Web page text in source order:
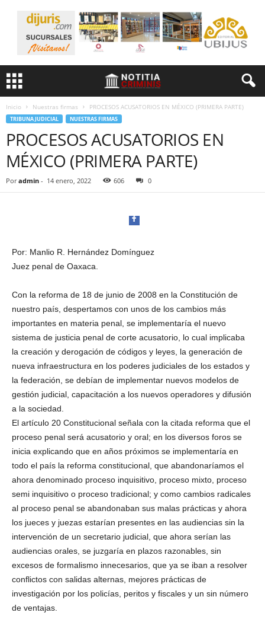
Inicio Nuestras firmas PROCESOS ACUSATORIOS EN MÉXICO (PRIMERA PARTE)
TRIBUNA JUDICIAL NUESTRAS FIRMAS
PROCESOS ACUSATORIOS EN
MÉXICO (PRIMERA PARTE)
Por admin - 14 enero, 2022 606 0
Twitter
Whatsapp
Linkedin
Por: Manlio R. Hernández Domínguez
Juez penal de Oaxaca.
Con la reforma de 18 de junio de 2008 en la Constitución de
nuestro país, despertamos con unos de los cambios más
importantes en materia penal, se implementaría el nuevo
sistema de justicia penal de corte acusatorio, lo cual implicaba
la creación y derogación de códigos y leyes, la generación de
nueva infraestructura en los poderes judiciales de los estados y
la federación, se debían de implementar nuevos modelos de
gestión judicial, capacitación a los nuevos operadores y difusión
a la sociedad.
El artículo 20 Constitucional señala con la citada reforma que el
proceso penal será acusatorio y oral; en los diversos foros se
inicia explicando que en años próximos se implementaría en
todo el país la reforma constitucional, que abandonaríamos el
ahora denominado proceso inquisitivo, proceso mixto, proceso
semi inquisitivo o proceso tradicional; y como cambios radicales
al proceso penal se abandonaban sus malas prácticas y ahora
los jueces y juezas estarían presentes en las audiencias sin la
intervención de un secretario judicial, que ahora serían las
audiencias orales, se juzgaría en plazos razonables, sin
excesos de formalismo innecesarios, que ya se iban a resolver
conflictos con salidas alternas, mejores prácticas de
investigación por los policías, peritos y fiscales y un sin número
de ventajas.